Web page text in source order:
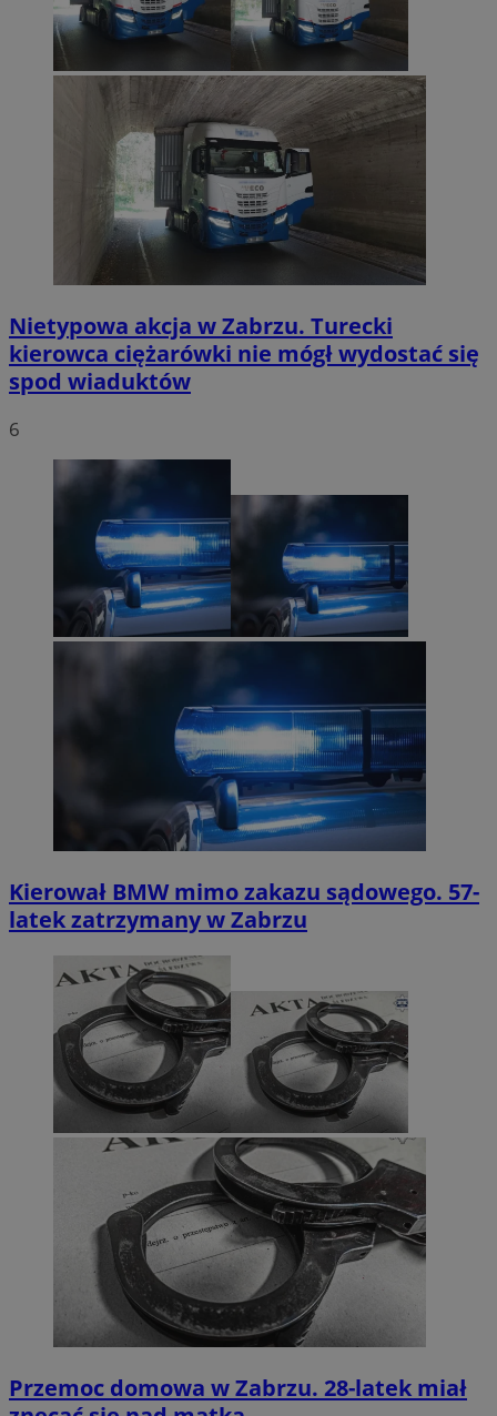
Nietypowa akcja w Zabrzu. Turecki
kierowca ciężarówki nie mógł wydostać się
spod wiaduktów
6
Kierował BMW mimo zakazu sądowego. 57-
latek zatrzymany w Zabrzu
Przemoc domowa w Zabrzu. 28-latek miał